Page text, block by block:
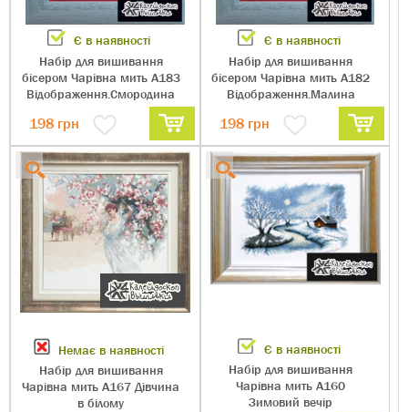
Є в наявності
Набір для вишивання
бісером Чарівна мить А183
Відображення.Смородина
198 грн
Є в наявності
Набір для вишивання
бісером Чарівна мить А182
Відображення.Малина
198грн
Немає в наявності
Набір для вишивання
Чарівна мить А167 Дівчина
в білому
Є в наявності
Набір для вишивання
Чарівна мить А160
Зимовий вечір